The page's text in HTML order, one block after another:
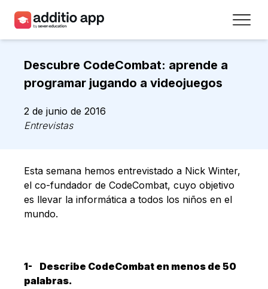
Centros
Recursos
Planes
Acceso
Regístrate
Español
Descubre CodeCombat: aprende a
programar jugando a videojuegos
2 de junio de 2016
Entrevistas
Esta semana hemos entrevistado a Nick Winter,
el co-fundador de CodeCombat, cuyo objetivo
es llevar la informática a todos los niños en el
mundo.
1-
Describe CodeCombat en menos de 50
palabras.